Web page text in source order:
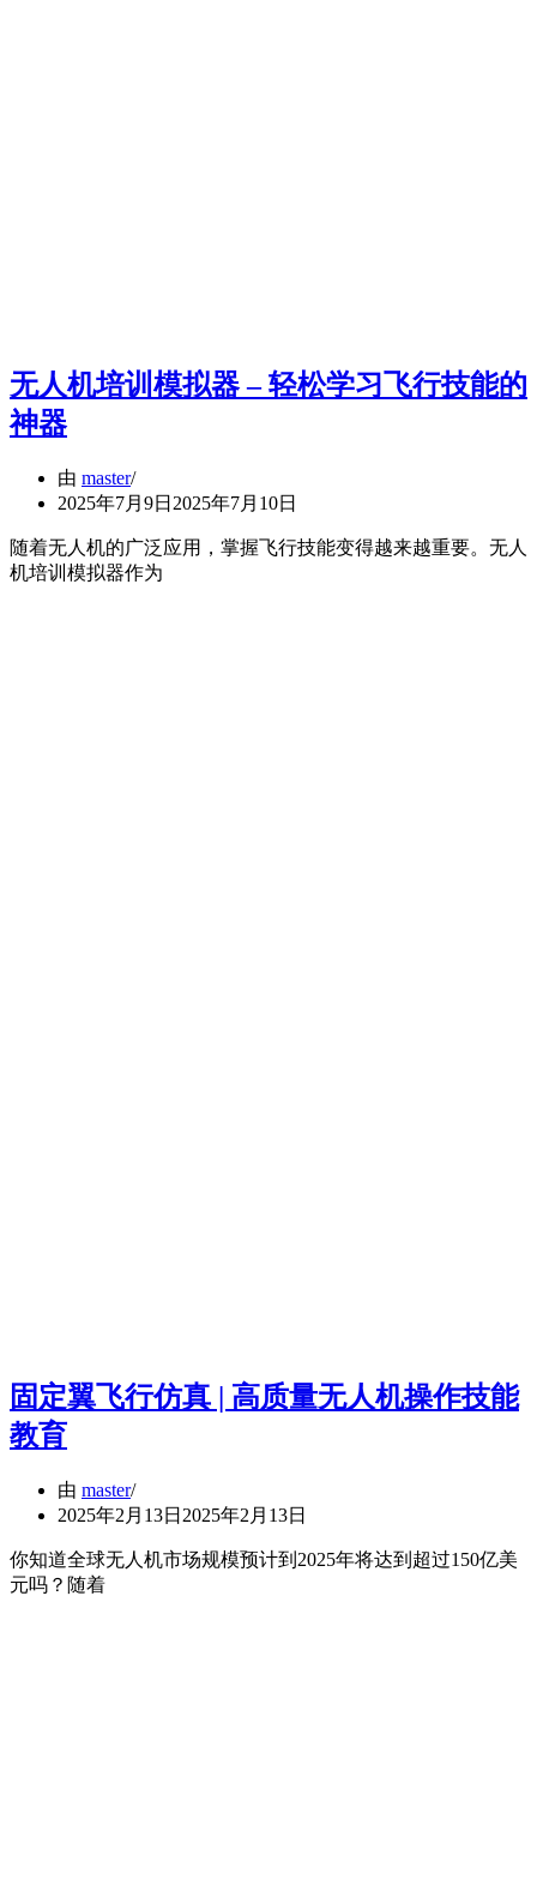
无人机培训模拟器 – 轻松学习飞行技能的
神器
由 master
2025年7月9日 2025年7月10日
随着无人机的广泛应用，掌握飞行技能变得越来越重要。无人
机培训模拟器作为
固定翼飞行仿真 | 高质量无人机操作技能
教育
由 master
2025年2月13日 2025年2月13日
你知道全球无人机市场规模预计到2025年将达到超过150亿美
元吗？随着